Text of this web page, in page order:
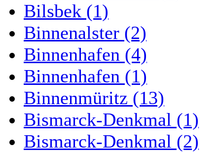
Bilsbek (1)
Binnenalster (2)
Binnenhafen (4)
Binnenhafen (1)
Binnenmüritz (13)
Bismarck-Denkmal (1)
Bismarck-Denkmal (2)